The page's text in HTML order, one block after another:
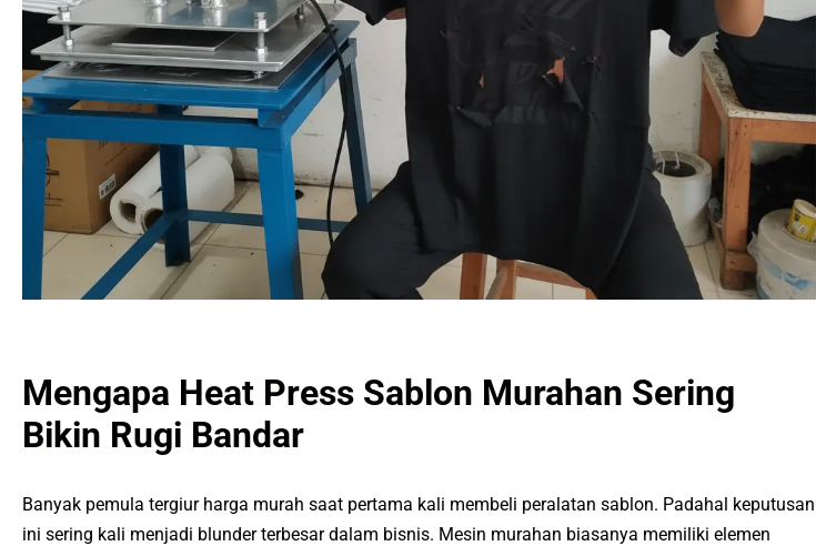
Mengapa Heat Press Sablon Murahan Sering
Bikin Rugi Bandar
Banyak pemula tergiur harga murah saat pertama kali membeli peralatan sablon. Padahal keputusan
ini sering kali menjadi blunder terbesar dalam bisnis. Mesin murahan biasanya memiliki elemen